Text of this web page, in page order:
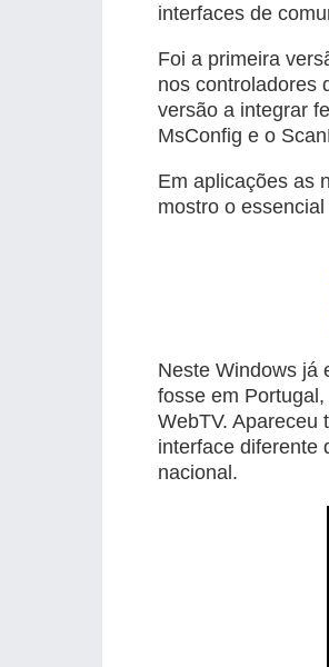
interfaces de
Foi a primeira
nos controladores
versão a integrar
MsConfig e o
Em aplicações as
mostro o
Neste Windows já
fosse em
WebTV. Apareceu
interface diferente
nacional.